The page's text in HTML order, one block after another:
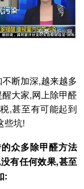
断加深,越来越多
大家,网上除甲醛
,甚至有可能起到
些坑!
众多除甲醛方法
有任何效果,甚至
: